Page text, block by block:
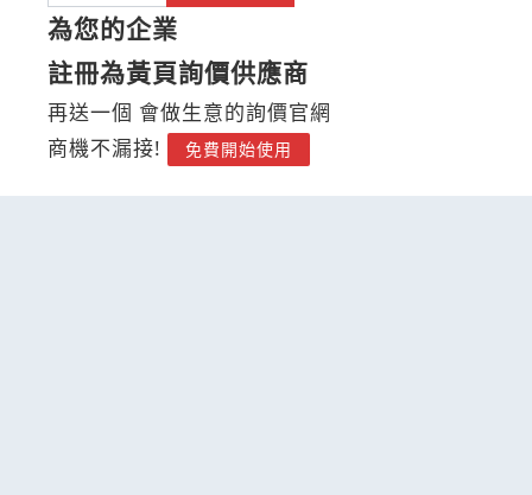
為您的企業
註冊為黃頁詢價供應商
再送一個 會做生意的詢價官網
商機不漏接!
免費開始使用